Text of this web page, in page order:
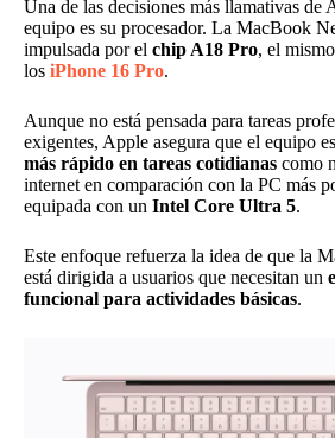
Una de las decisiones más llamativas de
equipo es su procesador. La MacBook
impulsada por el chip A18 Pro, el
los iPhone 16 Pro.
Aunque no está pensada para tareas
exigentes, Apple asegura que el equipo es
más rápido en tareas cotidianas como
internet en comparación con la PC más
equipada con un Intel Core Ultra 5.
Este enfoque refuerza la idea de que la
está dirigida a usuarios que necesitan un
funcional para actividades básicas.